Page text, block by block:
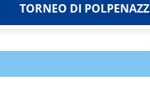
TORNEO DI